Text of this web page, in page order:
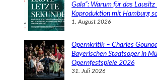
Gala“: Warum für das Lausitz
Koproduktion mit Hamburg
1. August 2026
Opernkritik – Charles
Bayerischen Staatsoper in
Opernfestspiele 2026
31. Juli 2026